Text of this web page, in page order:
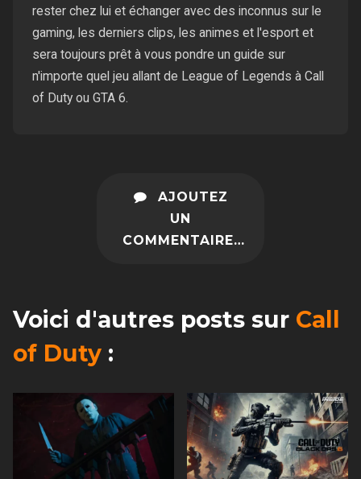
rester chez lui et échanger avec des inconnus sur le
gaming, les derniers clips, les animes et l'esport et
sera toujours prêt à vous pondre un guide sur
n'importe quel jeu allant de League of Legends à Call
of Duty ou GTA 6.
AJOUTEZ
UN
COMMENTAIRE…
Voici d'autres posts sur Call
of Duty :